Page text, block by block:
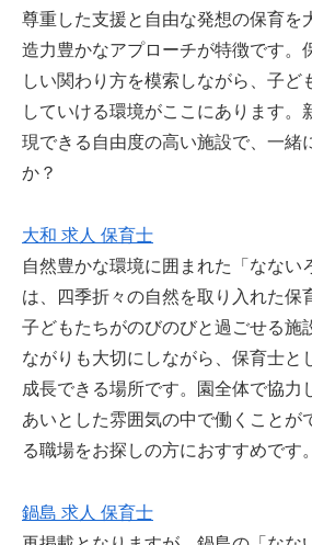
尊重した支援と自由な発想の保育を
造力豊かなアプローチが特徴です。
しい関わり方を模索しながら、子ど
していける環境がここにあります。
現できる自由度の高い施設で、一緒
か？
大和 求人 保育士
自然豊かな環境に囲まれた「なない
は、四季折々の自然を取り入れた保
子どもたちがのびのびと過ごせる施
ながりも大切にしながら、保育士と
成長できる場所です。園全体で協力
あいとした雰囲気の中で働くことが
る職場をお探しの方におすすめです。
鍋島 求人 保育士